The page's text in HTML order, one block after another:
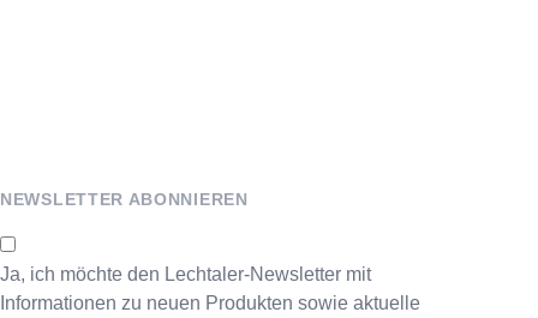
NEWSLETTER ABONNIEREN
Ja, ich möchte den Lechtaler-Newsletter mit
Informationen zu neuen Produkten sowie aktuelle